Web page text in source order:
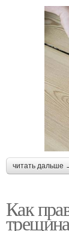
читать дальше
Как